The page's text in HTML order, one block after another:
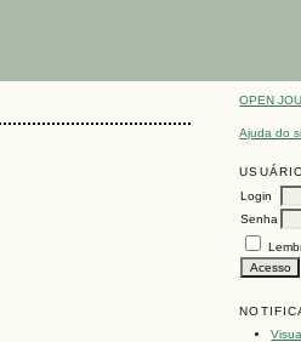
OPEN
Ajuda do
Login
Senha